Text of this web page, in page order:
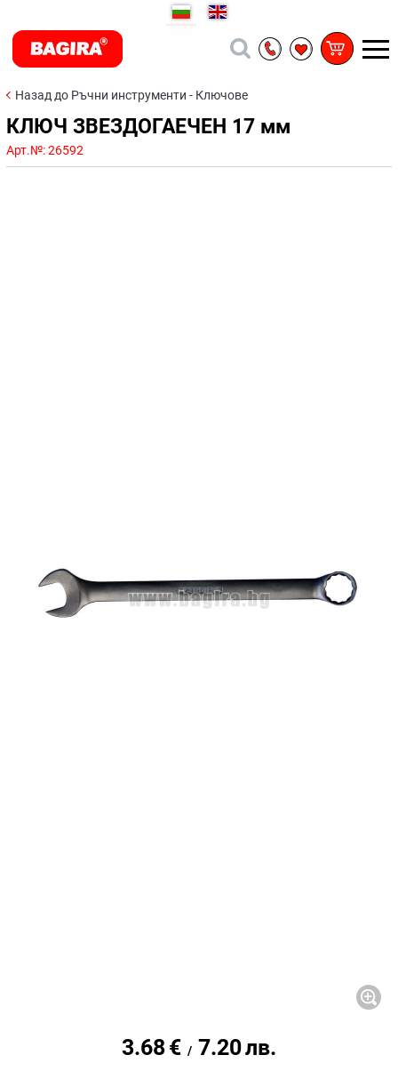
Назад до Ръчни инструменти - Ключове
КЛЮЧ ЗВЕЗДОГАЕЧЕН 17 мм
Арт.№:26592
3.68€ / 7.20лв.